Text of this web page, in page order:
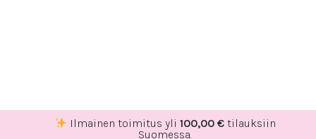
Ilmainen toimitus yli100,00€ tilauksiin
Suomessa.